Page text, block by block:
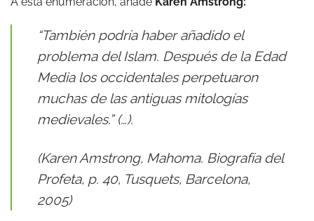
“También podría haber añadido el
problema del Islam. Después de la Edad
Media los occidentales perpetuaron
muchas de las antiguas mitologías
medievales.” (…).
(Karen Amstrong, Mahoma. Biografía del
Profeta, p. 40, Tusquets, Barcelona,
2005)